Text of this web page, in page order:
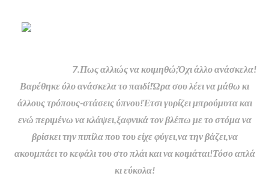
7.Πως αλλιώς να κοιμηθώ;Όχι άλλο ανάσκελα!
Βαρέθηκε όλο ανάσκελα το παιδί!Ώρα σου λέει να μάθω κι
άλλους τρόπους-στάσεις ύπνου!Έτσι γυρίζει μπρούμυτα και
ενώ περιμένω να κλάψει,ξαφνικά τον βλέπω με το στόμα να
βρίσκει την πιπίλα που του είχε φύγει,να την βάζει,να
ακουμπάει το κεφάλι του στο πλάι και να κοιμάται!Τόσο απλά
κι εύκολα!